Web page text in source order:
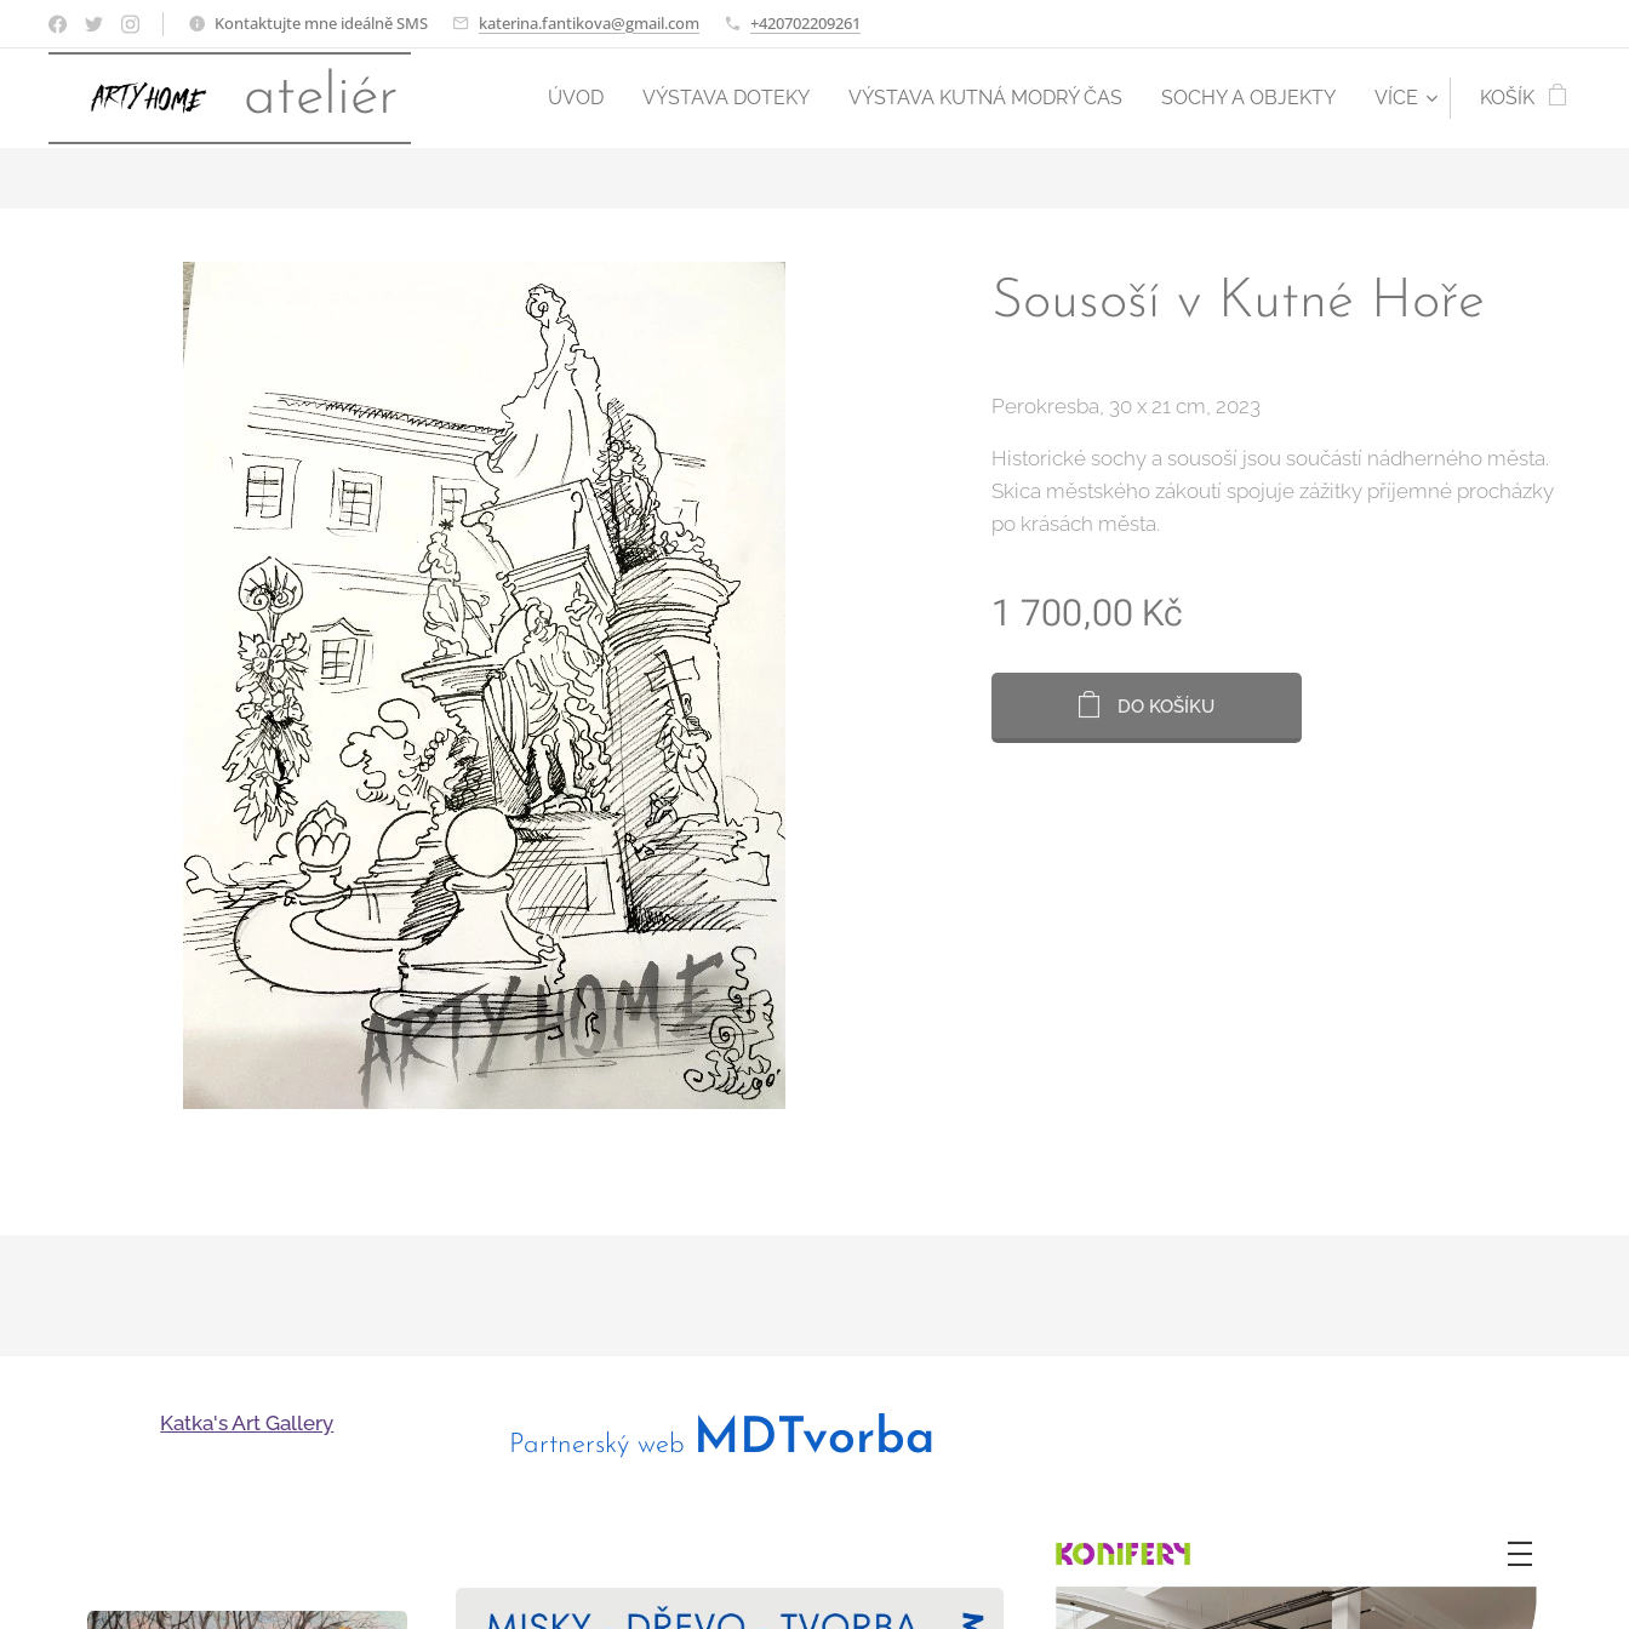
Kontaktujte mne ideálně SMS katerina.fantikova@gmail.com +420702209261
ateliér ÚVOD VÝSTAVA DOTEKY VÝSTAVA KUTNÁ MODRÝ ČAS SOCHY A OBJEKTY VÍCE KOŠÍK
Sousoší v Kutné Hoře
Perokresba, 30 x 21 cm, 2023
Historické sochy a sousoší jsou součástí nádherného města.
Skica městského zákoutí spojuje zážitky příjemné procházky
po krásách města.
1 700,00 Kč
DO KOŠÍKU
Katka's Art Gallery
Partnerský web MDTvorba